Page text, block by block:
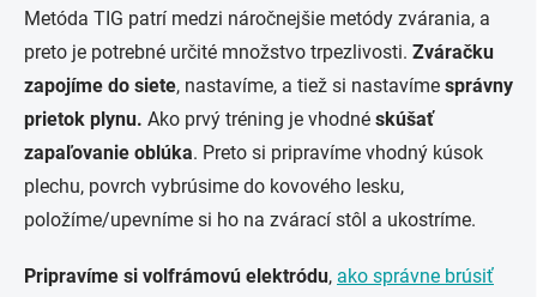
Metóda TIG patrí medzi náročnejšie metódy zvárania, a
preto je potrebné určité množstvo trpezlivosti. Zváračku
zapojíme do siete, nastavíme, a tiež si nastavíme správny
prietok plynu. Ako prvý tréning je vhodné skúšať
zapaľovanie oblúka. Preto si pripravíme vhodný kúsok
plechu, povrch vybrúsime do kovového lesku,
položíme/upevníme si ho na zvárací stôl a ukostríme.
Pripravíme si volfrámovú elektródu, ako správne brúsiť